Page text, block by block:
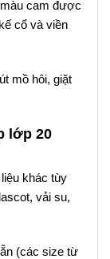
cam được
cổ và viền
mồ hôi, giặt
lớp 20
khác tùy
vải su,
(các size từ